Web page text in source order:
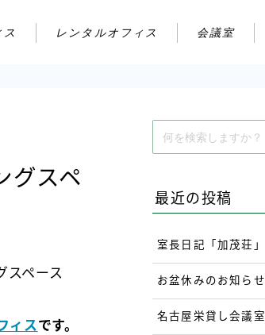
レンタルオフィス 会議室
アクセス
グスペ
スペース
ィスです。
最近の投稿
室長日記「加茂荘」
お盆休みのお知らせ
名古屋栄貸し会議室